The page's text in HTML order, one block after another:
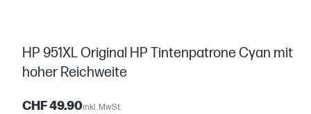
HP 951XL Original HP Tintenpatrone Cyan mit
hoher Reichweite
CHF 49.90inkl. MwSt.